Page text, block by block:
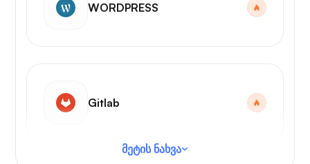
WORDPRESS
Gitlab
მეტის ნახვა